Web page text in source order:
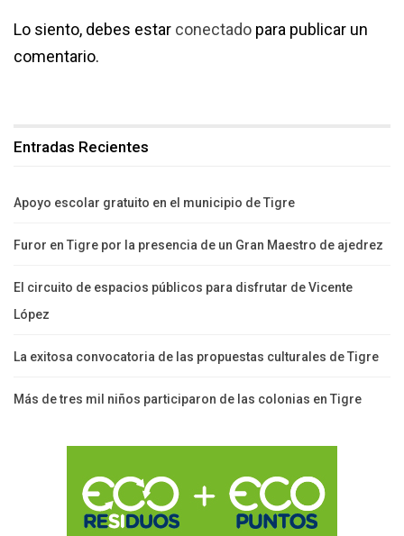
Lo siento, debes estar conectado para publicar un
comentario.
Entradas Recientes
Apoyo escolar gratuito en el municipio de Tigre
Furor en Tigre por la presencia de un Gran Maestro de ajedrez
El circuito de espacios públicos para disfrutar de Vicente
López
La exitosa convocatoria de las propuestas culturales de Tigre
Más de tres mil niños participaron de las colonias en Tigre